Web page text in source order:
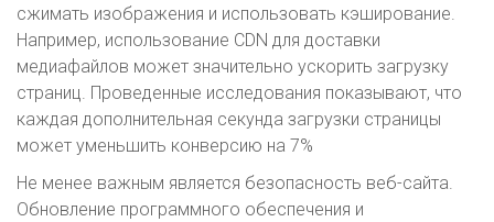
сжимать изображения и использовать кэширование.
Например, использование CDN для доставки
медиафайлов может значительно ускорить загрузку
страниц. Проведенные исследования показывают, что
каждая дополнительная секунда загрузки страницы
может уменьшить конверсию на 7%
Не менее важным является безопасность веб-сайта.
Обновление программного обеспечения и